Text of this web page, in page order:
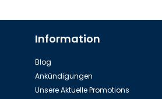
Yacht Tour (Gruppe)
Information
Blog
Ankündigungen
Unsere Aktuelle Promotions